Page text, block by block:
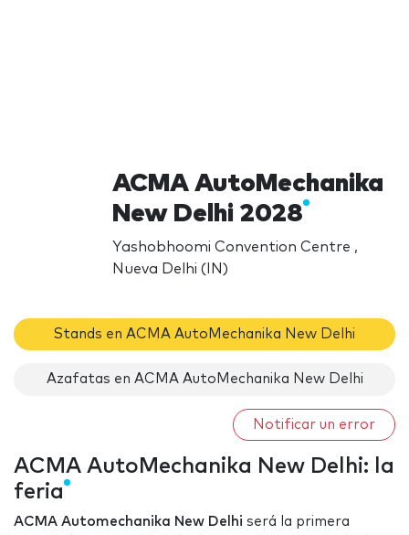
ACMA AutoMechanika
New Delhi 2028
Yashobhoomi Convention Centre ,
Nueva Delhi (IN)
Stands en ACMA AutoMechanika New Delhi
Azafatas en ACMA AutoMechanika New Delhi
Notificar un error
ACMA AutoMechanika New Delhi: la
feria
ACMA Automechanika New Delhi será la primera